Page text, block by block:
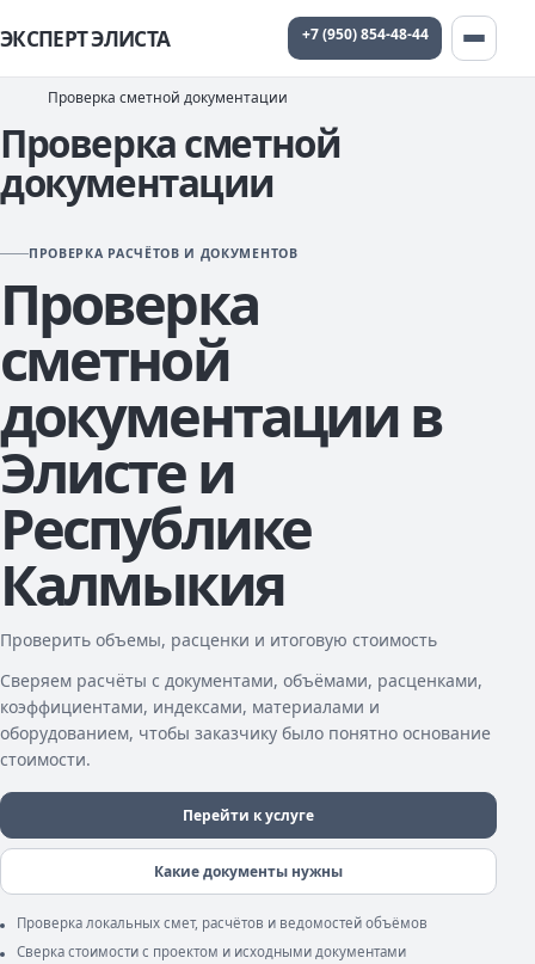
ЭКСПЕРТ ЭЛИСТА +7 (950) 854-48-44
Проверка сметной документации
Проверка сметной
документации
ПРОВЕРКА РАСЧЁТОВ И ДОКУМЕНТОВ
Проверка
сметной
документации в
Элисте и
Республике
Калмыкия
Проверить объемы, расценки и итоговую стоимость
Сверяем расчёты с документами, объёмами, расценками,
коэффициентами, индексами, материалами и
оборудованием, чтобы заказчику было понятно основание
стоимости.
Перейти к услуге
Какие документы нужны
Проверка локальных смет, расчётов и ведомостей объёмов
Сверка стоимости с проектом и исходными документами